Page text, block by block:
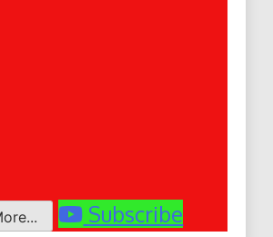
Subscribe